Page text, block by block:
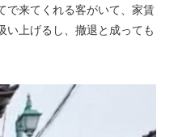
で来てくれる客がいて、家賃
い上げるし、撤退と成っても